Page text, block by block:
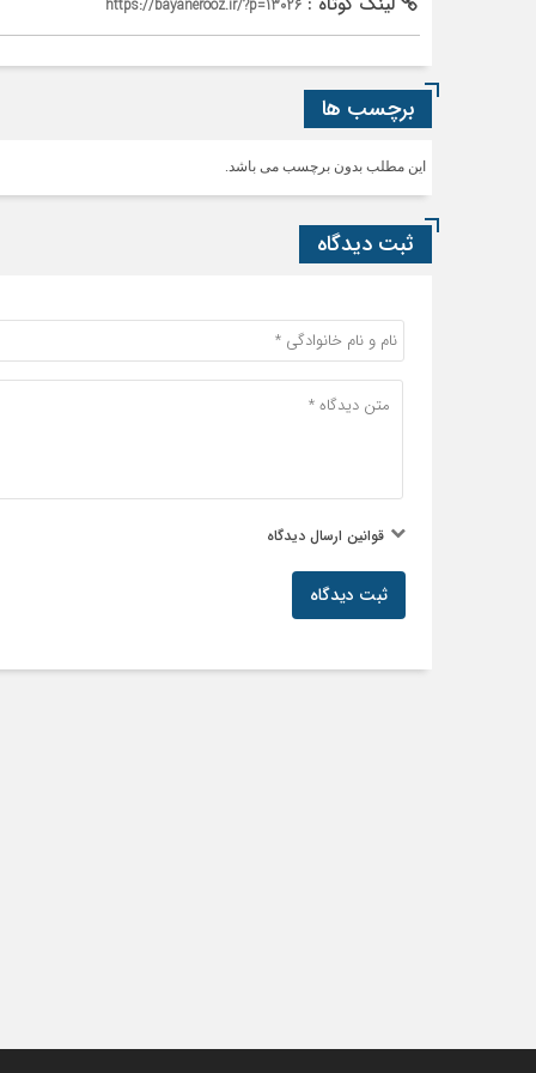
https://bayanerooz.ir/?p=13026
برچسب ها
این مطلب بدون برچسب می باشد.
ثبت دیدگاه
قوانین ارسال دیدگاه
ثبت دیدگاه